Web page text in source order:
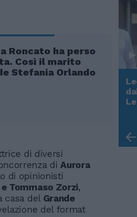
Roncato ha perso
Così il marito
Stefania Orlando
di diversi
diAurora
di opinionisti
Tommaso Zorzi,
casa del Grande
del format